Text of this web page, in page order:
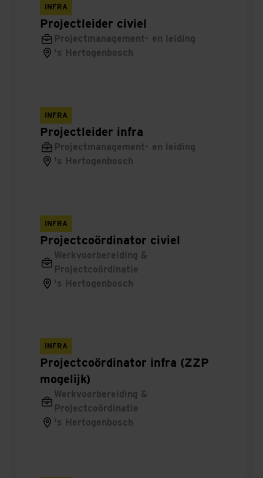
Veiligheidsadviseur
Servicetimmerman
Lead
Asfalttechnoloog
Systeem
Tenderleider
Uitvoeringsmanager
Werkplaatsmonteur
CAD
Projectleider civiel
Projectmanagement- en leiding
's Hertogenbosch
INFRA
Projectleider infra
Projectmanagement- en leiding
's Hertogenbosch
INFRA
Projectcoördinator civiel
Werkvoorbereiding &
Projectcoördinatie
's Hertogenbosch
INFRA
Projectcoördinator infra (ZZP
mogelijk)
Werkvoorbereiding &
Projectcoördinatie
's Hertogenbosch
INFRA